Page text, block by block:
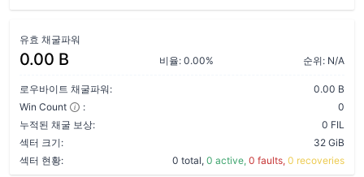
유효 채굴파워
0.00 B 비율: 0.00% 순위: N/A
로우바이트 채굴파워:
0.00 B
Win Count
:
0
누적된 채굴 보상:
0 FIL
섹터 크기:
32 GiB
섹터 현황:
0 total, 0 active, 0 faults, 0 recoveries